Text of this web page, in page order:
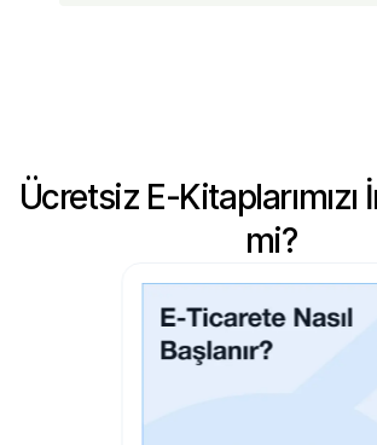
Ücretsiz E-
mi?